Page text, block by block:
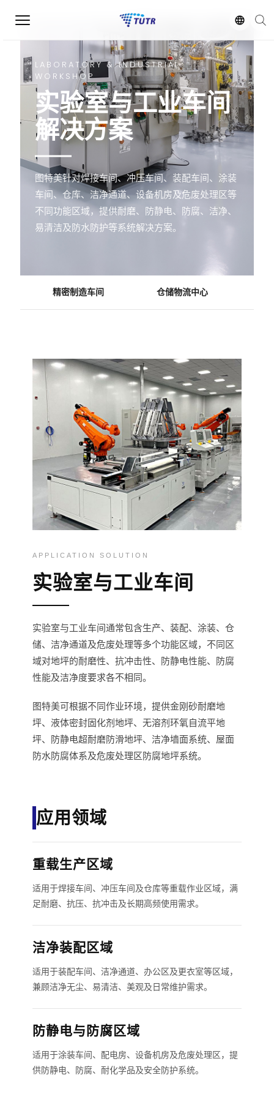
LABORATORY & INDUSTRIAL
WORKSHOP
实验室与工业车间
解决方案
图特美针对焊接车间、冲压车间、装配车间、涂装
车间、仓库、洁净通道、设备机房及危废处理区等
不同功能区域，提供耐磨、防静电、防腐、洁净、
易清洁及防水防护等系统解决方案。
精密制造车间 仓储物流中心
APPLICATION SOLUTION
实验室与工业车间
实验室与工业车间通常包含生产、装配、涂装、仓
储、洁净通道及危废处理等多个功能区域，不同区
域对地坪的耐磨性、抗冲击性、防静电性能、防腐
性能及洁净度要求各不相同。
图特美可根据不同作业环境，提供金刚砂耐磨地
坪、液体密封固化剂地坪、无溶剂环氧自流平地
坪、防静电超耐磨防滑地坪、洁净墙面系统、屋面
防水防腐体系及危废处理区防腐地坪系统。
应用领域
重载生产区域
适用于焊接车间、冲压车间及仓库等重载作业区域，满
足耐磨、抗压、抗冲击及长期高频使用需求。
洁净装配区域
适用于装配车间、洁净通道、办公区及更衣室等区域，
兼顾洁净无尘、易清洁、美观及日常维护需求。
防静电与防腐区域
适用于涂装车间、配电房、设备机房及危废处理区，提
供防静电、防腐、耐化学品及安全防护系统。